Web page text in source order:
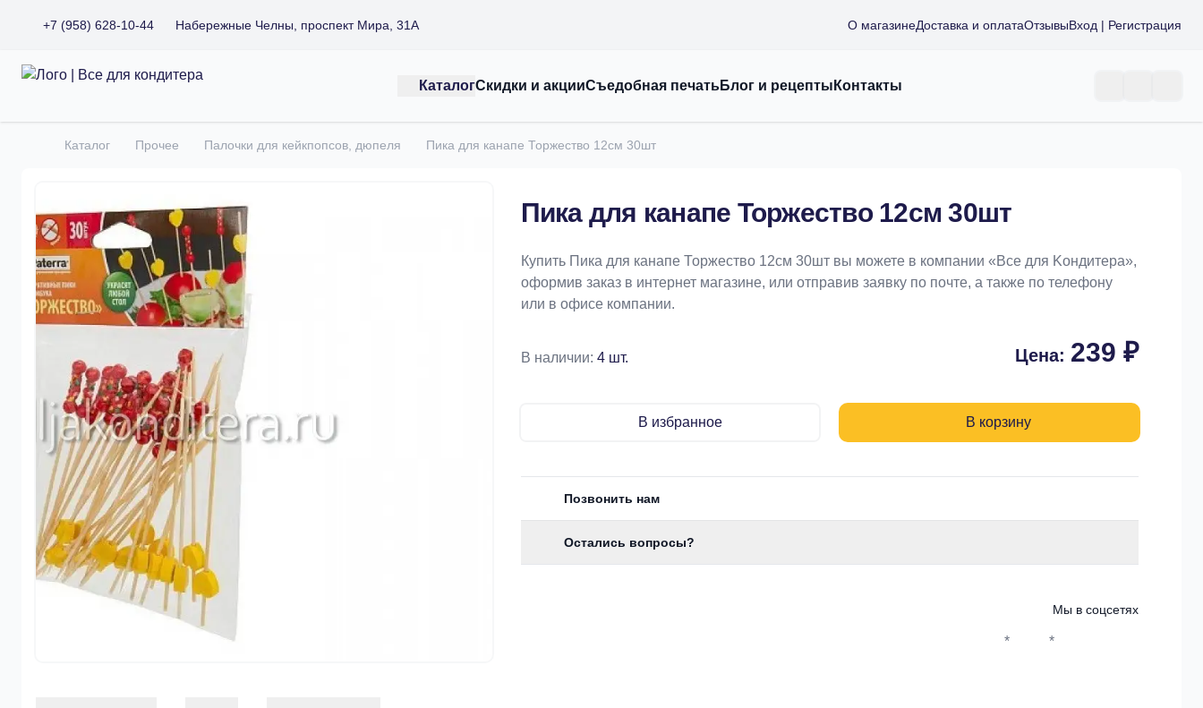
+7 (958) 628-10-44 Набережные Челны, проспект Мира, 31А О магазинеДоставка и оплатаОтзывыВход | Регистрация
Все для кондитера
КаталогСкидки и акцииСъедобная печатьБлог и рецепты Контакты
Главная
Каталог Прочее Палочки для кейкпопсов, дюпеля Пика для канапе Торжество 12см 30шт
Пика для канапе Торжество 12см 30шт
Купить Пика для канапе Торжество 12см 30шт вы можете в компании «Bce для Koндитeрa»,
оформив заказ в интернет магазине, или отправив заявку по почте, а также по телефону
или в офисе компании.
В наличии: 4 шт. Цена: 239 ₽
В избранное В корзину
Позвонить нам
Остались вопросы?
Мы в соцсетях
* *